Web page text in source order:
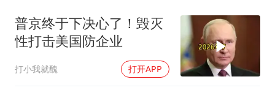
多个台风来袭 是否会相互影响
中国经济展现强大韧性和活力
普京终于下决心了！毁灭
性打击美国防企业
打小我就醜 打开APP